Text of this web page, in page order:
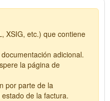
XSIG, etc.) que contiene
adicional.
la página de
por parte de la
de la factura.